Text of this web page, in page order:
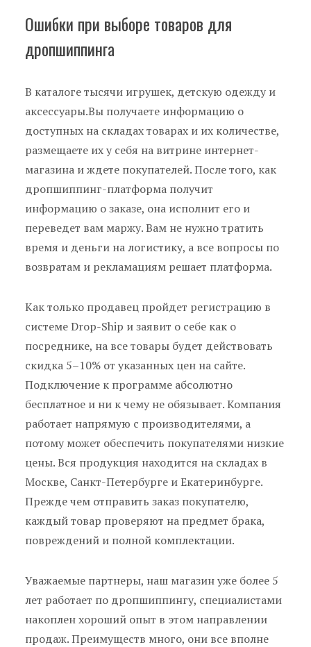
Ошибки при выборе товаров для
дропшиппинга
В каталоге тысячи игрушек, детскую одежду и
аксессуары.Вы получаете информацию о
доступных на складах товарах и их количестве,
размещаете их у себя на витрине интернет-
магазина и ждете покупателей. После того, как
дропшиппинг-платформа получит
информацию о заказе, она исполнит его и
переведет вам маржу. Вам не нужно тратить
время и деньги на логистику, а все вопросы по
возвратам и рекламациям решает платформа.
Как только продавец пройдет регистрацию в
системе Drop-Ship и заявит о себе как о
посреднике, на все товары будет действовать
скидка 5–10% от указанных цен на сайте.
Подключение к программе абсолютно
бесплатное и ни к чему не обязывает. Компания
работает напрямую с производителями, а
потому может обеспечить покупателями низкие
цены. Вся продукция находится на складах в
Москве, Санкт-Петербурге и Екатеринбурге.
Прежде чем отправить заказ покупателю,
каждый товар проверяют на предмет брака,
повреждений и полной комплектации.
Уважаемые партнеры, наш магазин уже более 5
лет работает по дропшиппингу, специалистами
накоплен хороший опыт в этом направлении
продаж. Преимуществ много, они все вполне